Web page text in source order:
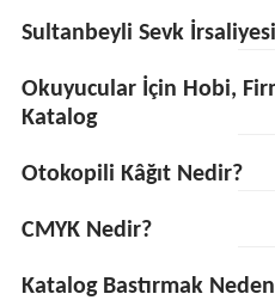
Sultanbeyli Sevk İrsaliyesi
Okuyucular İçin Hobi,
Katalog
Otokopili Kâğıt Nedir?
CMYK Nedir?
Katalog Bastırmak